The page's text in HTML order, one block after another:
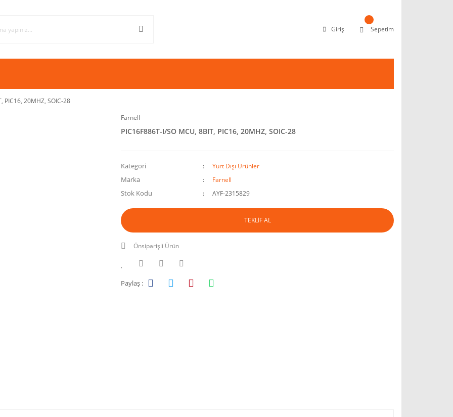
Giriş Sepetim
PIC16, 20MHZ, SOIC-28
Farnell
PIC16F886T-I/SO MCU, 8BIT, PIC16, 20MHZ, SOIC-28
Kategori Yurt Dışı Ürünler
Marka Farnell
Stok Kodu AYF-2315829
TEKLİF AL
Önsiparişli Ürün
Paylaş :